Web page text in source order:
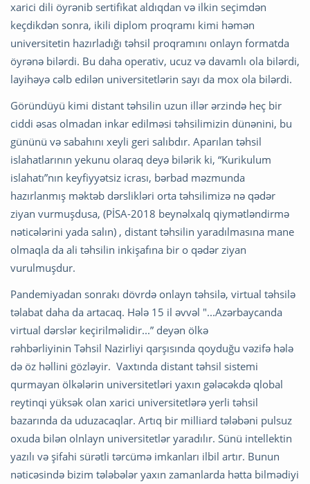
xarici dili öyrənib sertifikat aldıqdan və ilkin seçimdən
keçdikdən sonra, ikili diplom proqramı kimi həmən
universitetin hazırladığı təhsil proqramını onlayn formatda
öyrənə bilərdi. Bu daha operativ, ucuz və davamlı ola bilərdi,
layihəyə cəlb edilən universitetlərin sayı da mox ola bilərdi.
Göründüyü kimi distant təhsilin uzun illər ərzində heç bir
ciddi əsas olmadan inkar edilməsi təhsilimizin dünənini, bu
gününü və sabahını xeyli geri salıbdır. Aparılan təhsil
islahatlarının yekunu olaraq deyə bilərik ki, “Kurikulum
islahatı”nın keyfiyyətsiz icrası, bərbad məzmunda
hazırlanmış məktəb dərslikləri orta təhsilimizə nə qədər
ziyan vurmuşdusa, (PİSA-2018 beynəlxalq qiymətləndirmə
nəticələrini yada salın) , distant təhsilin yaradılmasına mane
olmaqla da ali təhsilin inkişafına bir o qədər ziyan
vurulmuşdur.
Pandemiyadan sonrakı dövrdə onlayn təhsilə, virtual təhsilə
təlabat daha da artacaq. Hələ 15 il əvvəl "...Azərbaycanda
virtual dərslər keçirilməlidir...” deyən ölkə
rəhbərliyinin Təhsil Nazirliyi qarşısında qoyduğu vəzifə hələ
də öz həllini gözləyir. Vaxtında distant təhsil sistemi
qurmayan ölkələrin universitetləri yaxın gələcəkdə qlobal
reytinqi yüksək olan xarici universitetlərə yerli təhsil
bazarında da uduzacaqlar. Artıq bir milliard tələbəni pulsuz
oxuda bilən olnlayn universitetlər yaradılır. Sünü intellektin
yazılı və şifahi sürətli tərcümə imkanları ilbil artır. Bunun
nəticəsində bizim tələbələr yaxın zamanlarda hətta bilmədiyi